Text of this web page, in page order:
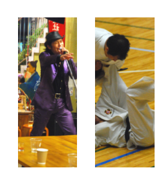
の慈雲山法輪
寺では参拝者
用駐車場を新
設することと
なり、10月
10日に関係
者を招いて祝
祷安全祈願式
を執り行っ
た。地鎮祭奉
桑原地区で高
齢者お買い物
支援 10月17
日、桑原研修
センターで高
齢者と地域住
民向けの買い
物支援事業
「桑原お買い
物市場」が初